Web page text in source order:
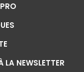
LA NEWSLETTER